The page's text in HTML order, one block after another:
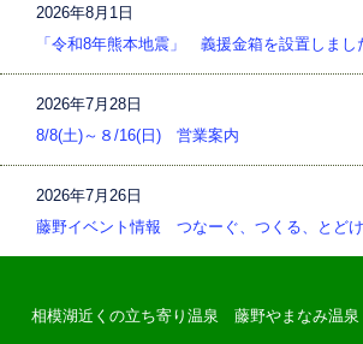
2026年8月1日
「令和8年熊本地震」 義援金箱を設置しまし
2026年7月28日
8/8(土)～８/16(日) 営業案内
2026年7月26日
藤野イベント情報 つなーぐ、つくる、とどけ
相模湖近くの立ち寄り温泉 藤野やまなみ温泉